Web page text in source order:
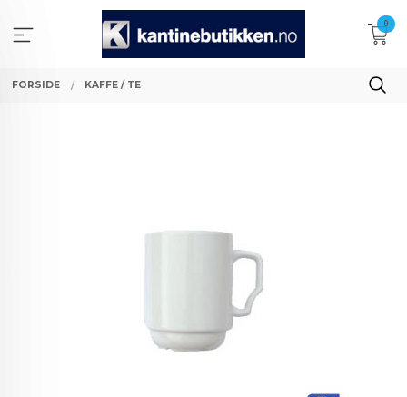
innholdet
0
FORSIDE KAFFE / TE